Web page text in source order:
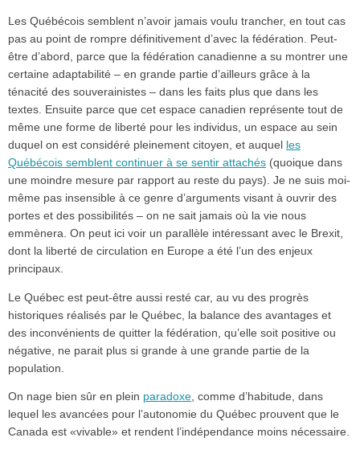
Les Québécois semblent n’avoir jamais voulu trancher, en tout cas
pas au point de rompre définitivement d’avec la fédération. Peut-
être d’abord, parce que la fédération canadienne a su montrer une
certaine adaptabilité – en grande partie d’ailleurs grâce à la
ténacité des souverainistes – dans les faits plus que dans les
textes. Ensuite parce que cet espace canadien représente tout de
même une forme de liberté pour les individus, un espace au sein
duquel on est considéré pleinement citoyen, et auquel
les
Québécois semblent continuer à se sentir attachés (quoique dans
une moindre mesure par rapport au reste du pays). Je ne suis moi-
même pas insensible à ce genre d’arguments visant à ouvrir des
portes et des possibilités – on ne sait jamais où la vie nous
emmènera. On peut ici voir un parallèle intéressant avec le Brexit,
dont la liberté de circulation en Europe a été l’un des enjeux
principaux.
Le Québec est peut-être aussi resté car, au vu des progrès
historiques réalisés par le Québec, la balance des avantages et
des inconvénients de quitter la fédération, qu’elle soit positive ou
négative, ne parait plus si grande à une grande partie de la
population.
On nage bien sûr en plein paradoxe, comme d’habitude, dans
lequel les avancées pour l’autonomie du Québec prouvent que le
Canada est «vivable» et rendent l’indépendance moins nécessaire.